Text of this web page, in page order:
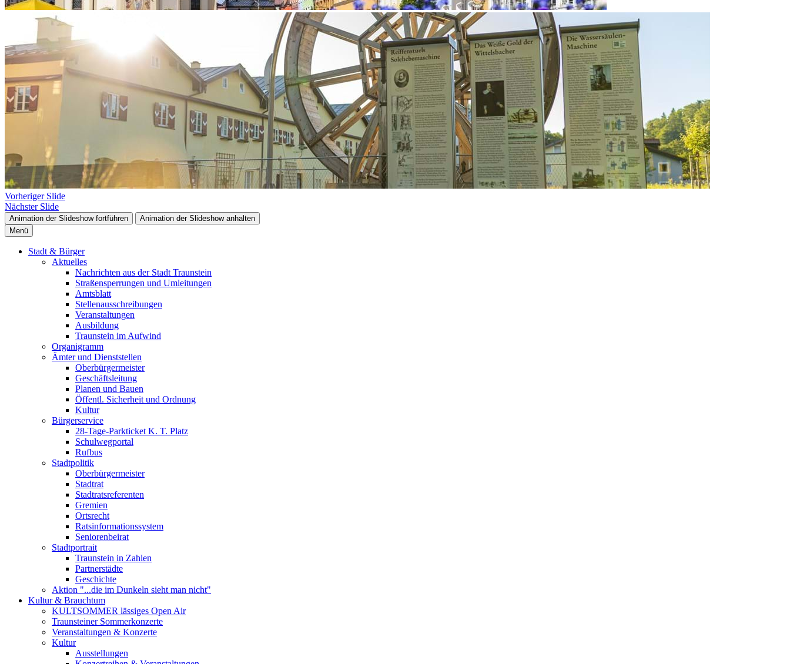
Vorheriger Slide
Nächster Slide
Animation der Slideshow fortführen
Animation der Slideshow anhalten
Menü
Stadt & Bürger
Aktuelles
Nachrichten aus der Stadt Traunstein
Straßensperrungen und Umleitungen
Amtsblatt
Stellenausschreibungen
Veranstaltungen
Ausbildung
Traunstein im Aufwind
Organigramm
Ämter und Dienststellen
Oberbürgermeister
Geschäftsleitung
Planen und Bauen
Öffentl. Sicherheit und Ordnung
Kultur
Bürgerservice
28-Tage-Parkticket K. T. Platz
Schulwegportal
Rufbus
Stadtpolitik
Oberbürgermeister
Stadtrat
Stadtratsreferenten
Gremien
Ortsrecht
Ratsinformationssystem
Seniorenbeirat
Stadtportrait
Traunstein in Zahlen
Partnerstädte
Geschichte
Aktion "...die im Dunkeln sieht man nicht"
Kultur & Brauchtum
KULTSOMMER lässiges Open Air
Traunsteiner Sommerkonzerte
Veranstaltungen & Konzerte
Kultur
Ausstellungen